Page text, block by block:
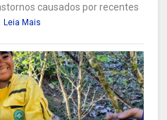
causados por recentes
Leia Mais